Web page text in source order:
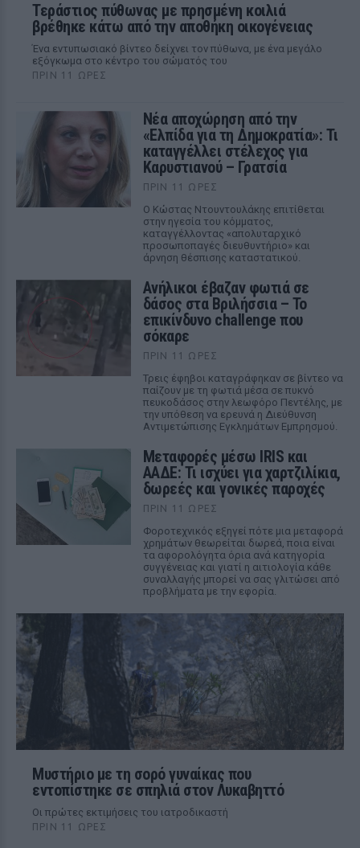
Τεράστιος πύθωνας με πρησμένη κοιλιά
βρέθηκε κάτω από την αποθήκη οικογένειας
Ένα εντυπωσιακό βίντεο δείχνει τον πύθωνα, με ένα μεγάλο
εξόγκωμα στο κέντρο του σώματός του
ΠΡΙΝ 11 ΏΡΕΣ
Νέα αποχώρηση από την
«Ελπίδα για τη Δημοκρατία»: Τι
καταγγέλλει στέλεχος για
Καρυστιανού – Γρατσία
ΠΡΙΝ 11 ΏΡΕΣ
Ο Κώστας Ντουντουλάκης επιτίθεται
στην ηγεσία του κόμματος,
καταγγέλλοντας «απολυταρχικό
προσωποπαγές διευθυντήριο» και
άρνηση θέσπισης καταστατικού.
Ανήλικοι έβαζαν φωτιά σε
δάσος στα Βριλήσσια – Το
επικίνδυνο challenge που
σόκαρε
ΠΡΙΝ 11 ΏΡΕΣ
Τρεις έφηβοι καταγράφηκαν σε βίντεο να
παίζουν με τη φωτιά μέσα σε πυκνό
πευκοδάσος στην λεωφόρο Πεντέλης, με
την υπόθεση να ερευνά η Διεύθυνση
Αντιμετώπισης Εγκλημάτων Εμπρησμού.
Μεταφορές μέσω IRIS και
ΑΑΔΕ: Τι ισχύει για χαρτζιλίκια,
δωρεές και γονικές παροχές
ΠΡΙΝ 11 ΏΡΕΣ
Φοροτεχνικός εξηγεί πότε μια μεταφορά
χρημάτων θεωρείται δωρεά, ποια είναι
τα αφορολόγητα όρια ανά κατηγορία
συγγένειας και γιατί η αιτιολογία κάθε
συναλλαγής μπορεί να σας γλιτώσει από
προβλήματα με την εφορία.
Μυστήριο με τη σορό γυναίκας που
εντοπίστηκε σε σπηλιά στον Λυκαβηττό
Οι πρώτες εκτιμήσεις του ιατροδικαστή
ΠΡΙΝ 11 ΏΡΕΣ